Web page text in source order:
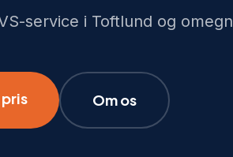
service i Toftlund og omegn
Om os